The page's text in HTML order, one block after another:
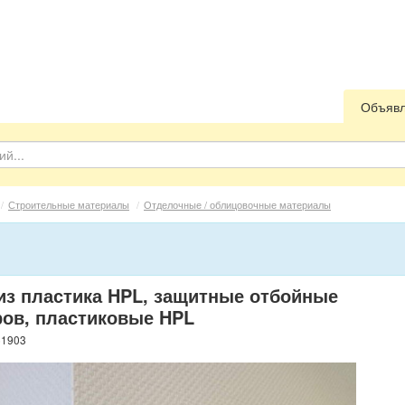
/ Строительные материалы / Отделочные / облицовочные материалы
пластика HPL, защитные отбойные
пластиковые HPL